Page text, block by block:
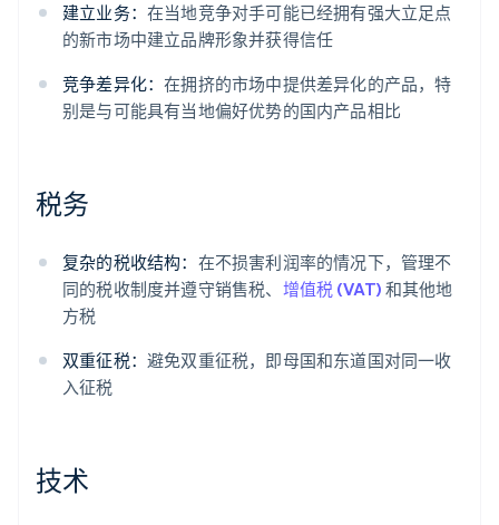
建立业务： 在当地竞争对手可能已经拥有强大立足点
的新市场中建立品牌形象并获得信任
竞争差异化：在拥挤的市场中提供差异化的产品，特
别是与可能具有当地偏好优势的国内产品相比
税务
复杂的税收结构： 在不损害利润率的情况下，管理不
同的税收制度并遵守销售税、 增值税 (VAT) 和其他地
方税
双重征税： 避免双重征税，即母国和东道国对同一收
入征税
技术